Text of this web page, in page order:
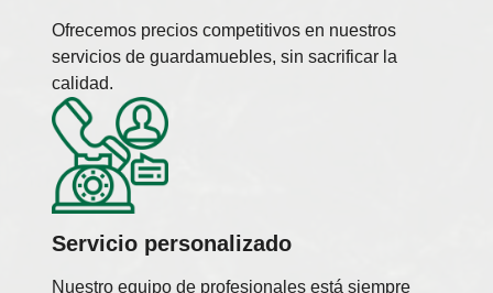
Ofrecemos precios competitivos en nuestros
servicios de guardamuebles, sin sacrificar la
calidad.
Servicio personalizado
Nuestro equipo de profesionales está siempre